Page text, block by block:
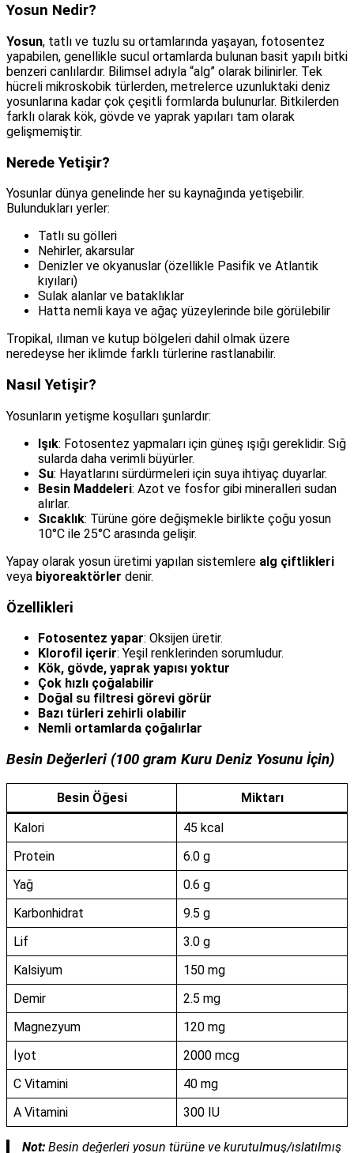
Yosun Nedir?
Yosun, tatlı ve tuzlu su ortamlarında yaşayan, fotosentez
yapabilen, genellikle sucul ortamlarda bulunan basit yapılı bitki
benzeri canlılardır. Bilimsel adıyla “alg” olarak bilinirler. Tek
hücreli mikroskobik türlerden, metrelerce uzunluktaki deniz
yosunlarına kadar çok çeşitli formlarda bulunurlar. Bitkilerden
farklı olarak kök, gövde ve yaprak yapıları tam olarak
gelişmemiştir.
Nerede Yetişir?
Yosunlar dünya genelinde her su kaynağında yetişebilir.
Bulundukları yerler:
Tatlı su gölleri
Nehirler, akarsular
Denizler ve okyanuslar (özellikle Pasifik ve Atlantik
kıyıları)
Sulak alanlar ve bataklıklar
Hatta nemli kaya ve ağaç yüzeylerinde bile görülebilir
Tropikal, ılıman ve kutup bölgeleri dahil olmak üzere
neredeyse her iklimde farklı türlerine rastlanabilir.
Nasıl Yetişir?
Yosunların yetişme koşulları şunlardır:
Işık: Fotosentez yapmaları için güneş ışığı gereklidir. Sığ
sularda daha verimli büyürler.
Su: Hayatlarını sürdürmeleri için suya ihtiyaç duyarlar.
Besin Maddeleri: Azot ve fosfor gibi mineralleri sudan
alırlar.
Sıcaklık: Türüne göre değişmekle birlikte çoğu yosun
10°C ile 25°C arasında gelişir.
Yapay olarak yosun üretimi yapılan sistemlere alg çiftlikleri
veya biyoreaktörler denir.
Özellikleri
Fotosentez yapar: Oksijen üretir.
Klorofil içerir: Yeşil renklerinden sorumludur.
Kök, gövde, yaprak yapısı yoktur
Çok hızlı çoğalabilir
Doğal su filtresi görevi görür
Bazı türleri zehirli olabilir
Nemli ortamlarda çoğalırlar
Besin Değerleri (100 gram Kuru Deniz Yosunu İçin)
Besin Öğesi
Miktarı
Kalori
45 kcal
Protein
6.0 g
Yağ
0.6 g
Karbonhidrat
9.5 g
Lif
3.0 g
Kalsiyum
150 mg
Demir
2.5 mg
Magnezyum
120 mg
İyot
2000 mcg
C Vitamini
40 mg
A Vitamini
300 IU
Not: Besin değerleri yosun türüne ve kurutulmuş/ıslatılmış